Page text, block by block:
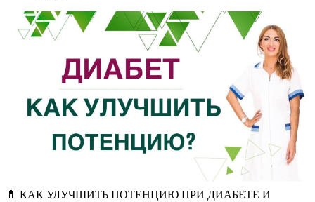
💊 КАК УЛУЧШИТЬ ПОТЕНЦИЮ ПРИ ДИАБЕТЕ И